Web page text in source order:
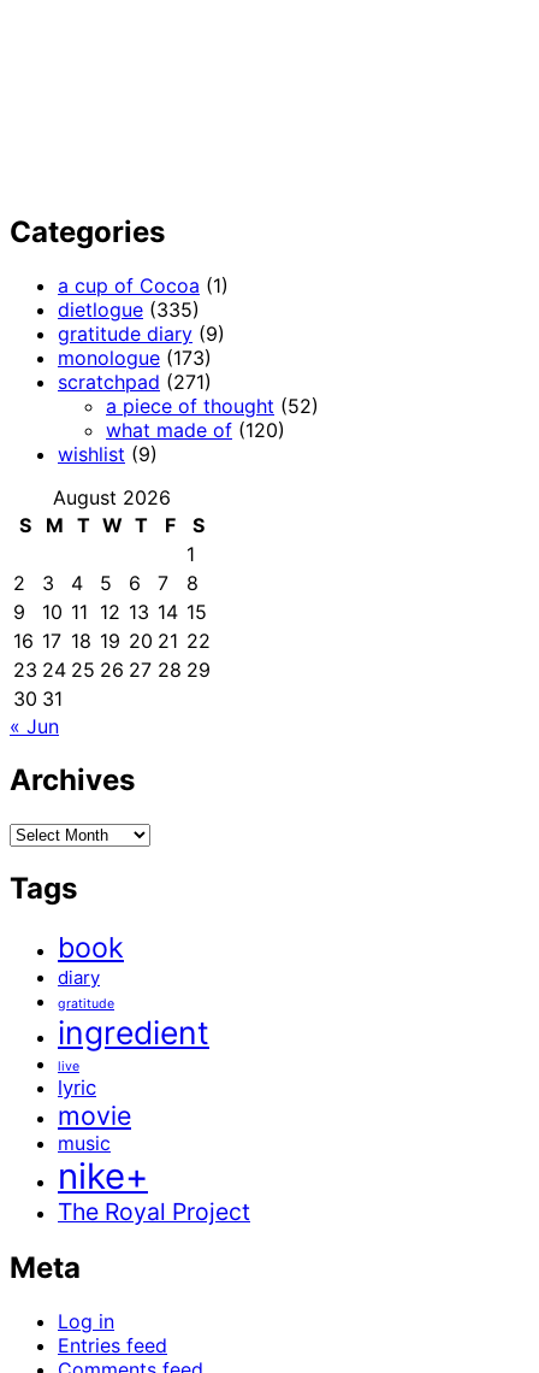
Categories
a cup of Cocoa (1)
dietlogue (335)
gratitude diary (9)
monologue (173)
scratchpad (271)
a piece of thought (52)
what made of (120)
wishlist (9)
August 2026
S
M T W T F
S
1
2
3 4 5 6 7
8
9
10 11 12 13 14 15
16 17 18 19 20 21 22
23 24 25 26 27 28 29
30 31
« Jun
Archives
Archives
Tags
book
diary
gratitude
ingredient
live
lyric
movie
music
nike+
The Royal Project
Meta
Log in
Entries feed